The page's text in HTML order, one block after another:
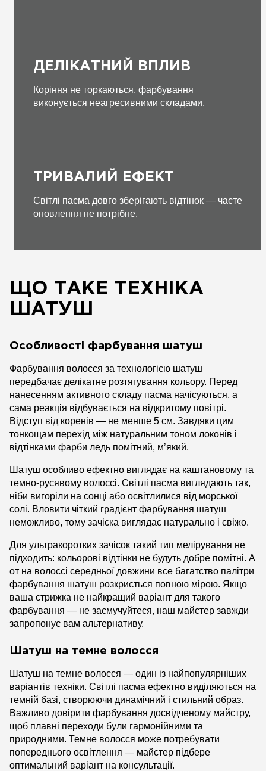
ДЕЛІКАТНИЙ ВПЛИВ
Коріння не торкаються, фарбування
виконується неагресивними складами.
ТРИВАЛИЙ ЕФЕКТ
Світлі пасма довго зберігають відтінок — часте
оновлення не потрібне.
ЩО ТАКЕ ТЕХНІКА
ШАТУШ
Особливості фарбування шатуш
Фарбування волосся за технологією шатуш
передбачає делікатне розтягування кольору. Перед
нанесенням активного складу пасма начісуються, а
сама реакція відбувається на відкритому повітрі.
Відступ від коренів — не менше 5 см. Завдяки цим
тонкощам перехід між натуральним тоном локонів і
відтінками фарби ледь помітний, м’який.
Шатуш особливо ефектно виглядає на каштановому та
темно-русявому волоссі. Світлі пасма виглядають так,
ніби вигоріли на сонці або освітлилися від морської
солі. Вловити чіткий градієнт фарбування шатуш
неможливо, тому зачіска виглядає натурально і свіжо.
Для ультракоротких зачісок такий тип мелірування не
підходить: кольорові відтінки не будуть добре помітні. А
от на волоссі середньої довжини все багатство палітри
фарбування шатуш розкриється повною мірою. Якщо
ваша стрижка не найкращий варіант для такого
фарбування — не засмучуйтеся, наш майстер завжди
запропонує вам альтернативу.
Шатуш на темне волосся
Шатуш на темне волосся — один із найпопулярніших
варіантів техніки. Світлі пасма ефектно виділяються на
темній базі, створюючи динамічний і стильний образ.
Важливо довірити фарбування досвідченому майстру,
щоб плавні переходи були гармонійними та
природними. Темне волосся може потребувати
попереднього освітлення — майстер підбере
оптимальний варіант на консультації.